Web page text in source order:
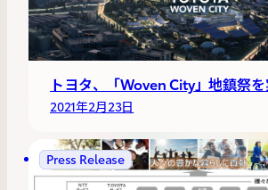
トヨタ、「Woven City」地鎮祭
2021年2月23日
Press Release